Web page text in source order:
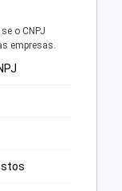
o CNPJ
empresas.